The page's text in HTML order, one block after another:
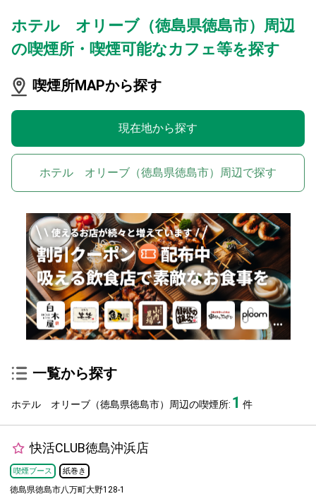
ホテル オリーブ（徳島県徳島市）周辺
の喫煙所・喫煙可能なカフェ等を探す
喫煙所MAPから探す
現在地から探す
ホテル オリーブ（徳島県徳島市）周辺で探す
一覧から探す
ホテル オリーブ（徳島県徳島市）周辺の喫煙所: 1 件
快活CLUB徳島沖浜店
喫煙ブース 紙巻き
徳島県徳島市八万町大野128-1